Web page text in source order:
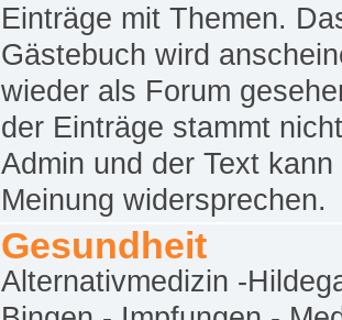
Einträge mit Themen.
Gästebuch wird
wieder als Forum
der Einträge stammt
Admin und der Text kann
Meinung widersprechen.
Gesundheit
Alternativmedizin -